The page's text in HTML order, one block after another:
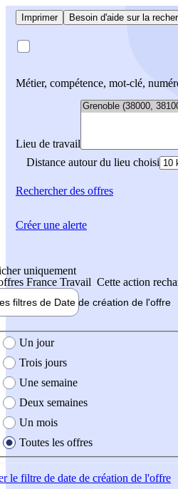
Imprimer Besoin d'aide sur la
Métier, compétence, mot-clé,
Lieu de travail
Distance autour du lieu choisi
Rechercherdes offres
uniquement
France Travail Cette action
filtres de Date de création de l'offre
création de l'offre
Un jour
Trois jours
Une semaine
Deux semaines
Un mois
Toutes les offres
le filtre de date de création de l'offre
Créer une alerte